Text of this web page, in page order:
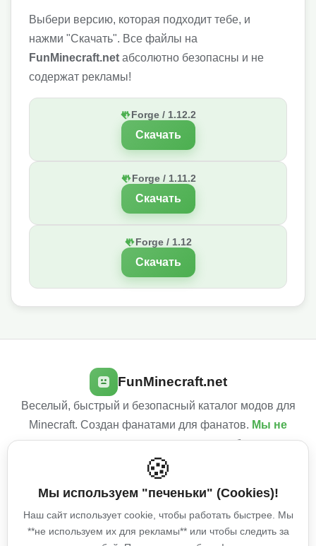
Выбери версию, которая подходит тебе, и
нажми "Скачать". Все файлы на
FunMinecraft.net абсолютно безопасны и не
содержат рекламы!
Forge / 1.12.2
Скачать
Forge / 1.11.2
Скачать
Forge / 1.12
Скачать
FunMinecraft.net
Веселый, быстрый и безопасный каталог модов для
Minecraft. Создан фанатами для фанатов. Мы не
используем навязчивую рекламу, чтобы сделать
твой игровой опыт лучше!
Copyright © 2025 FunMinecraft.net
Условия использованияПолитика конфиденциальности
Об авторе
🍪
Мы используем "печеньки" (Cookies)!
Наш сайт использует cookie, чтобы работать быстрее. Мы
**не используем их для рекламы** или чтобы следить за